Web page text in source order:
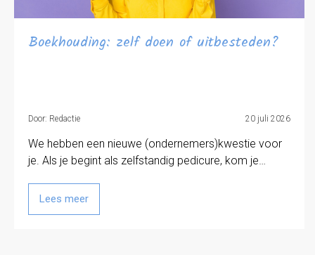
Boekhouding: zelf doen of uitbesteden?
Door: Redactie 20 juli 2026
We hebben een nieuwe (ondernemers)kwestie voor
je. Als je begint als zelfstandig pedicure, kom je…
Lees meer